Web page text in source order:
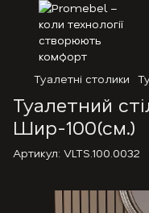
Туалетні столики
Туалетний
Шир-100(см.)
Артикул: VLTS.100.0032